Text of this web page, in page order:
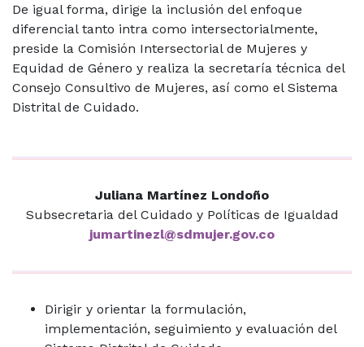
De igual forma, dirige la inclusión del enfoque
diferencial tanto intra como intersectorialmente,
preside la Comisión Intersectorial de Mujeres y
Equidad de Género y realiza la secretaría técnica del
Consejo Consultivo de Mujeres, así como el Sistema
Distrital de Cuidado.
Juliana Martínez Londoño
Subsecretaria del Cuidado y Políticas de Igualdad
jumartinezl@sdmujer.gov.co
Dirigir y orientar la formulación,
implementación, seguimiento y evaluación del